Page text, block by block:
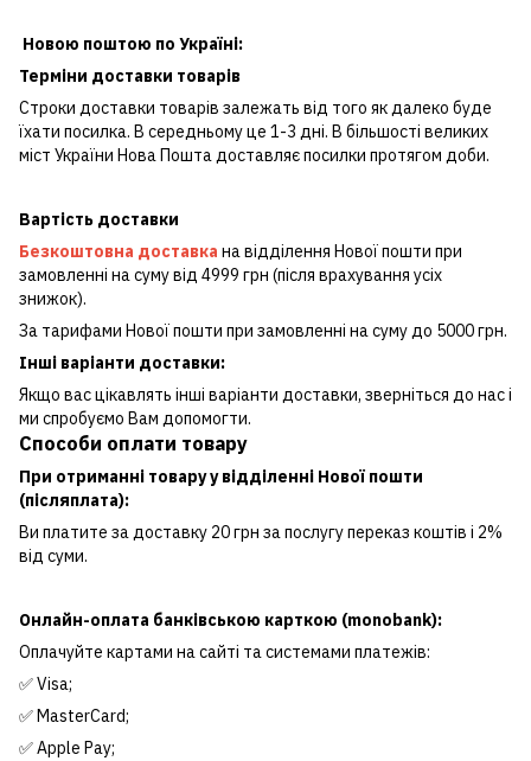
Новою поштою по Україні:
Терміни доставки товарів
Строки доставки товарів залежать від того як далеко буде
їхати посилка. В середньому це 1-3 дні. В більшості великих
міст України Нова Пошта доставляє посилки протягом доби.
Вартість доставки
Безкоштовна доставка на відділення Нової пошти при
замовленні на суму від 4999 грн (після врахування усіх
знижок).
За тарифами Нової пошти при замовленні на суму до 5000 грн.
Інші варіанти доставки:
Якщо вас цікавлять інші варіанти доставки, зверніться до нас і
ми спробуємо Вам допомогти.
Способи оплати товару
При отриманні товару у відділенні Нової пошти
(післяплата):
Ви платите за доставку 20 грн за послугу переказ коштів і 2%
від суми.
Онлайн-оплата банківською карткою (monobank):
Оплачуйте картами на сайті та системами платежів:
✅ Visa;
✅ MasterCard;
✅ Apple Pay;